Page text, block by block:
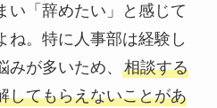
い「辞めたい」と感じて
ね。特に人事部は経験し
が多いため、 相談する
してもらえないことがあ